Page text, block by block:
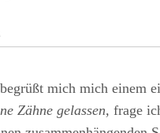
mich mich einem
Zähne gelassen, frage